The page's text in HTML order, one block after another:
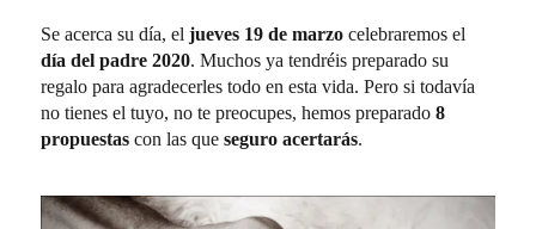
Se acerca su día, eljueves 19 de marzo celebraremos el
día del padre 2020. Muchos ya tendréis preparado su
regalo para agradecerles todo en esta vida. Pero si todavía
no tienes el tuyo, no te preocupes, hemos preparado8
propuestas con las queseguro acertarás.